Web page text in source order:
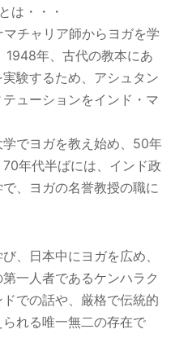
は・・・
チャリア師からヨガを学
1948年、古代の教本にあ
験するため、アシュタン
ューションをインド・マ
でヨガを教え始め、50年
年代半ばには、インド政
、ヨガの名誉教授の職に
、日本中にヨガを広め、
一人者であるケンハラク
での話や、厳格で伝統的
れる唯一無二の存在で